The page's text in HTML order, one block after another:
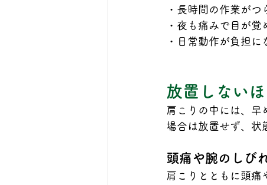
・長時間の作業がつ
・夜も痛みで目が覚
・日常動作が負担に
放置しない
肩こりの中には、早
場合は放置せず、状
頭痛や腕のしび
肩こりとともに頭痛